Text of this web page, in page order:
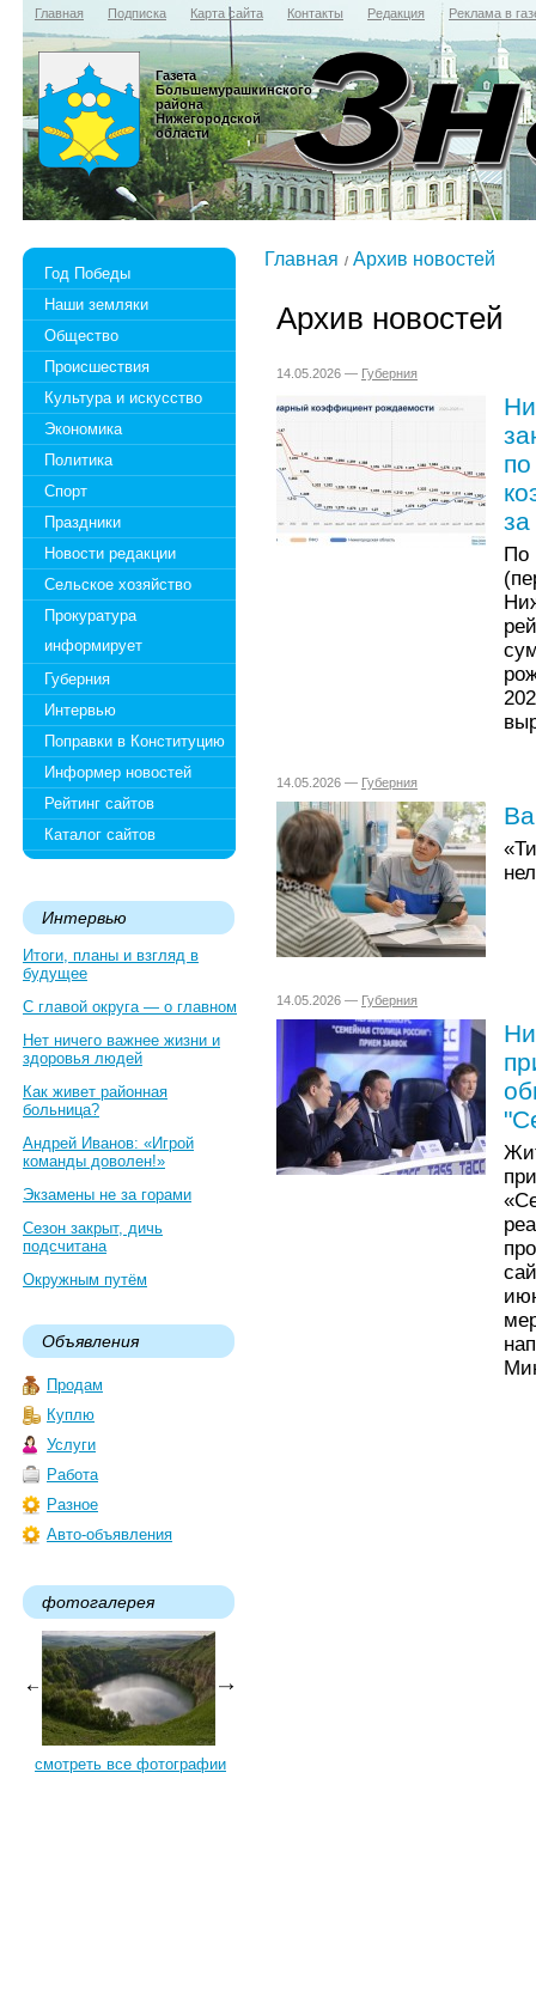
Главная Подписка Карта сайта Контакты Редакция Реклама в
Газета
Большемурашкинского
района
Нижегородской
области
Год Победы
Наши земляки
Общество
Происшествия
Культура и искусство
Экономика
Политика
Спорт
Праздники
Новости редакции
Сельское хозяйство
Прокуратура
информирует
Губерния
Интервью
Поправки в Конституцию
Информер новостей
Рейтинг сайтов
Каталог сайтов
Интервью
Итоги, планы и взгляд в
будущее
С главой округа — о главном
Нет ничего важнее жизни и
здоровья людей
Как живет районная
больница?
Андрей Иванов: «Игрой
команды доволен!»
Экзамены не за горами
Сезон закрыт, дичь
подсчитана
Окружным путём
Объявления
Продам
Куплю
Услуги
Работа
Разное
Авто-объявления
фотогалерея
смотреть все фотографии
Главная Архив новостей
Архив новостей
14.05.2026 — Губерния
По
14.05.2026 — Губерния
14.05.2026 — Губерния